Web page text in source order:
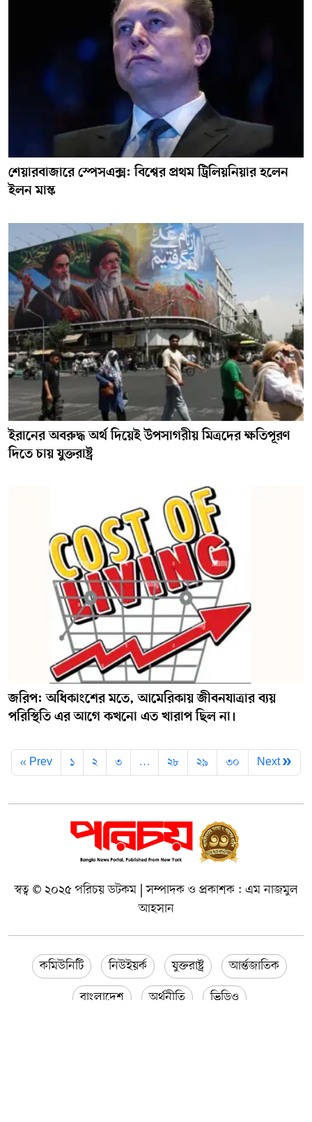
শেয়ারবাজারে স্পেসএক্স: বিশ্বের প্রথম ট্রিলিয়নিয়ার হলেন
ইলন মাস্ক
ইরানের অবরুদ্ধ অর্থ দিয়েই উপসাগরীয় মিত্রদের ক্ষতিপূরণ
দিতে চায় যুক্তরাষ্ট্র
জরিপ: অধিকাংশের মতে, আমেরিকায় জীবনযাত্রার ব্যয়
পরিস্থিতি এর আগে কখনো এত খারাপ ছিল না।
« Prev ১ ২ ৩ … ২৮ ২৯ ৩০ Next »
স্বত্ব © ২০২৫ পরিচয় ডটকম | সম্পাদক ও প্রকাশক : এম নাজমুল
আহসান
কমিউনিটি নিউইয়র্ক যুক্তরাষ্ট্র
আর্ন্তজাতিক
বাংলাদেশ
অর্থনীতি ভিডিও